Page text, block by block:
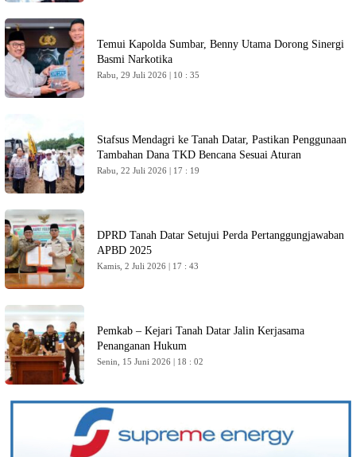
Temui Kapolda Sumbar, Benny Utama Dorong Sinergi
Basmi Narkotika
Rabu, 29 Juli 2026 | 10 : 35
Stafsus Mendagri ke Tanah Datar, Pastikan Penggunaan
Tambahan Dana TKD Bencana Sesuai Aturan
Rabu, 22 Juli 2026 | 17 : 19
DPRD Tanah Datar Setujui Perda Pertanggungjawaban
APBD 2025
Kamis, 2 Juli 2026 | 17 : 43
Pemkab – Kejari Tanah Datar Jalin Kerjasama
Penanganan Hukum
Senin, 15 Juni 2026 | 18 : 02